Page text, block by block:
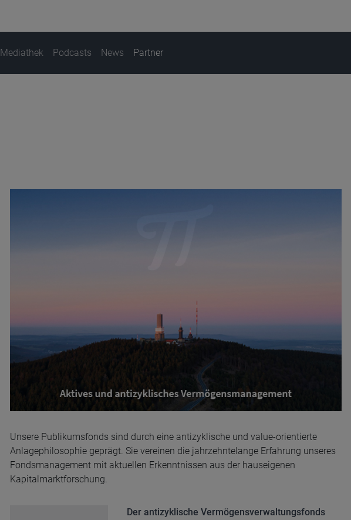
Mediathek Podcasts News Partner
Unsere Publikumsfonds sind durch eine antizyklische und value-orientierte
Anlagephilosophie geprägt. Sie vereinen die jahrzehntelange Erfahrung unseres
Fondsmanagement mit aktuellen Erkenntnissen aus der hauseigenen
Kapitalmarktforschung.
Der antizyklische Vermögensverwaltungsfonds